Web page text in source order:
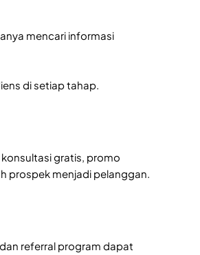
mencari informasi
di setiap tahap.
gratis, promo
prospek menjadi pelanggan.
referral program dapat